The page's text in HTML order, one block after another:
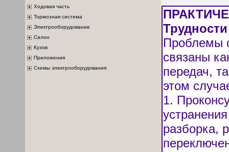
Ходовая часть
Тормозная система
Электрооборудование
Салон
Кузов
Приложения
Схемы электрооборудования
Проблемы
связаны
передач,
этом
1.
разборка,